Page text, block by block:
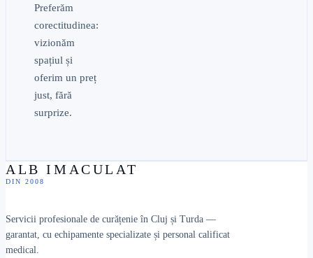
Preferăm
corectitudinea:
vizionăm
spațiul și
oferim un preț
just, fără
surprize.
ALB IMACULAT
DIN 2008
Servicii profesionale de curățenie în Cluj și Turda —
garantat, cu echipamente specializate și personal calificat
medical.